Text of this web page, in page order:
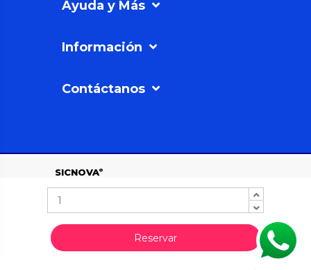
Reservar
Ayuda y Más
Información
Contáctanos
SICNOVAº
Sicnova SL |Política
de Privacidad
Polígono Industrial
Los Rubiales, C/ 3, 7-
12, 23700 Linares,